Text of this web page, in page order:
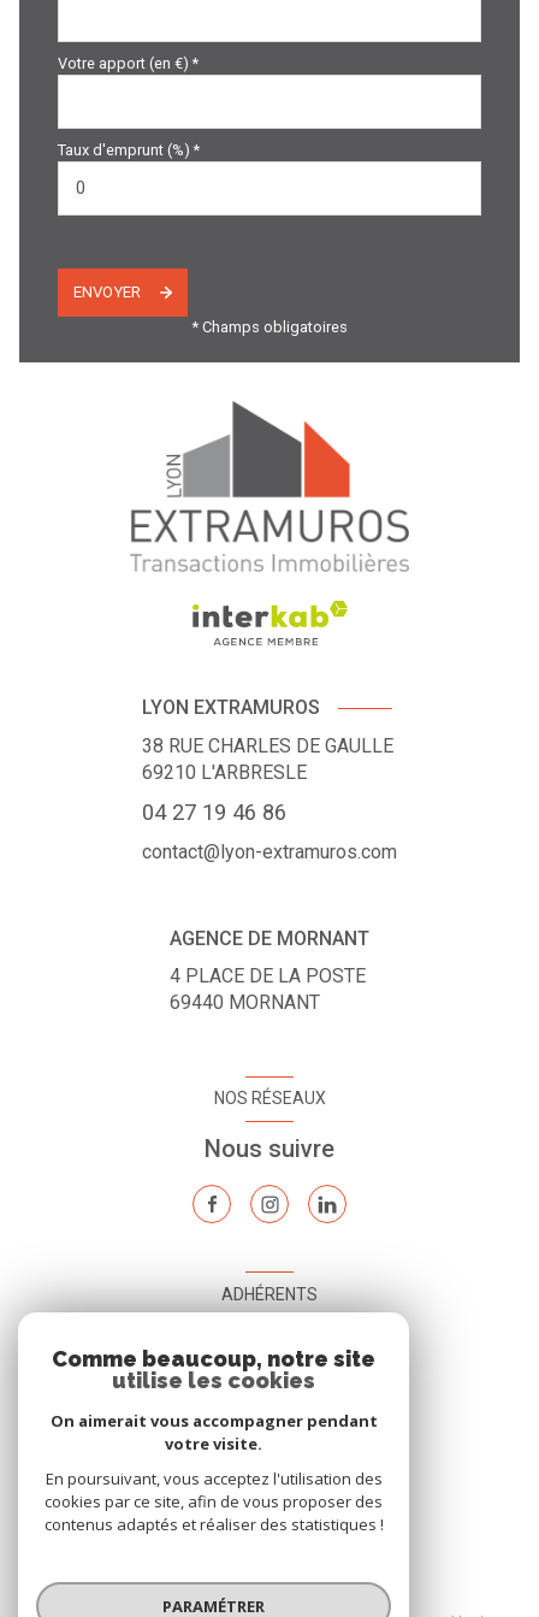
Votre apport (en €) *
Taux d'emprunt (%) *
ENVOYER
* Champs obligatoires
LYON EXTRAMUROS
38 RUE CHARLES DE GAULLE
69210 L'ARBRESLE
04 27 19 46 86
contact@lyon-extramuros.com
AGENCE DE MORNANT
4 PLACE DE LA POSTE
69440 MORNANT
NOS RÉSEAUX
Nous suivre
ADHÉRENTS
Nous adhérons
Comme beaucoup, notre site
utilise les cookies
On aimerait vous accompagner pendant
votre visite.
En poursuivant, vous acceptez l'utilisation des
cookies par ce site, afin de vous proposer des
contenus adaptés et réaliser des statistiques !
PARAMÉTRER